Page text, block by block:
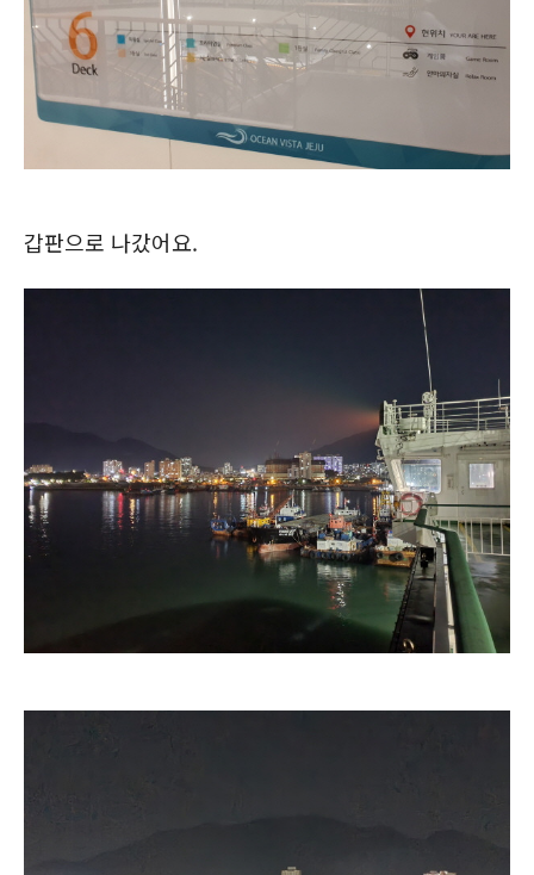
갑판으로 나갔어요.